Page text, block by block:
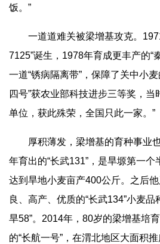
饭。”
一道道难关被梁增基攻克。
7125”诞生，1978年育成更丰产的“
一道“锈病隔离带”，保障了关中小
四号”获农业部科技进步三等奖，当
单位，获此殊荣，全国只此一家。”
厚积薄发，梁增基的育种事业
年育出的“长武131”，是旱塬第一个
达到旱地小麦亩产400公斤。之后
良、高产、优质的“长武134”小麦品
旱58”。2014年，80岁的梁增基培
的“长航一号”，在渭北地区大面积